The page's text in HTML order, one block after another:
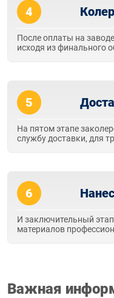
4
После оплаты на
исходя из финального
5
На пятом этапе
службу доставки, для
6
И заключительный
материалов
Важная